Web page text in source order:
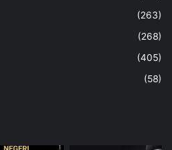
(263)
(268)
(405)
(58)